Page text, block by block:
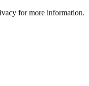
for more information.